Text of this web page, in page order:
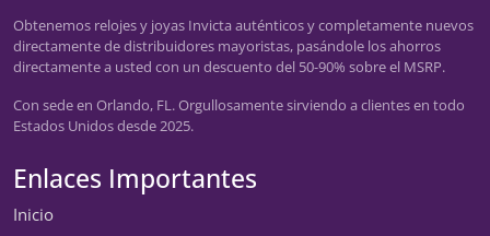
Obtenemos relojes y joyas Invicta auténticos y completamente nuevos
directamente de distribuidores mayoristas, pasándole los ahorros
directamente a usted con un descuento del 50-90% sobre el MSRP.
Con sede en Orlando, FL. Orgullosamente sirviendo a clientes en todo
Estados Unidos desde 2025.
Enlaces Importantes
Inicio